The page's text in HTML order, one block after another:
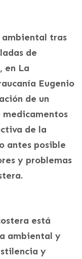
tras
de
en La
Eugenio
de un
medicamentos
de la
antes posible
y problemas
está
ambiental y
y